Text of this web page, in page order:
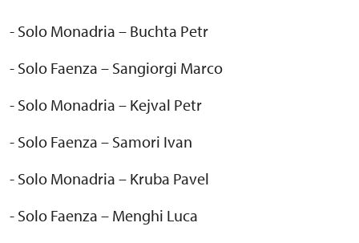
- Solo Monadria – Buchta Petr
- Solo Faenza – Sangiorgi Marco
- Solo Monadria – Kejval Petr
- Solo Faenza – Samori Ivan
- Solo Monadria – Kruba Pavel
- Solo Faenza – Menghi Luca